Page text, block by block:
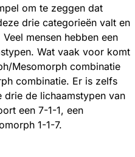
om te zeggen dat
drie categorieën valt en
mensen hebben een
Wat vaak voor komt
Mesomorph combinatie
combinatie. Er is zelfs
de lichaamstypen van
een 7-1-1, een
1-1-7.